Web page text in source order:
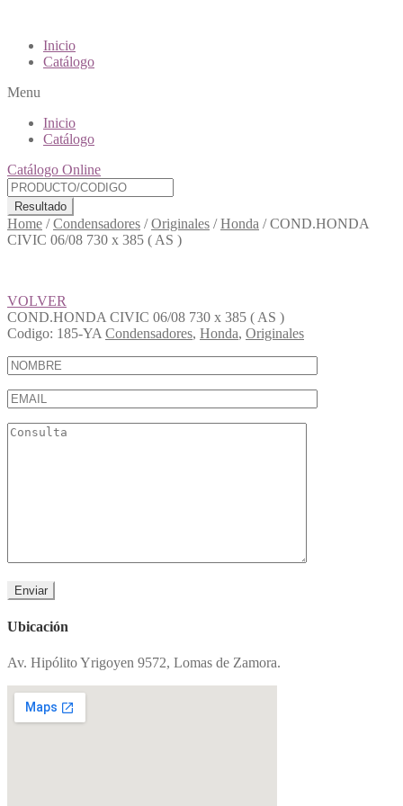
Inicio
Catálogo
Menu
Inicio
Catálogo
Catálogo Online
Resultado
Home /Condensadores /Originales /Honda /COND.HONDA
CIVIC 06/08 730 x 385 ( AS )
VOLVER
COND.HONDA CIVIC 06/08 730 x 385 ( AS )
Codigo: 185-YA Condensadores, Honda, Originales
Ubicación
Av. Hipólito Yrigoyen 9572, Lomas de Zamora.